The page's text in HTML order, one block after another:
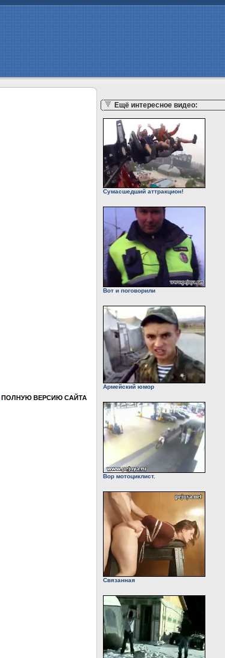
ПОЛНУЮ ВЕРСИЮ САЙТА
Ещё интересное видео:
Сумасшедший аттракцион!
Вот и поговорили
Армейский юмор
Вор мотоциклист.
Связанная